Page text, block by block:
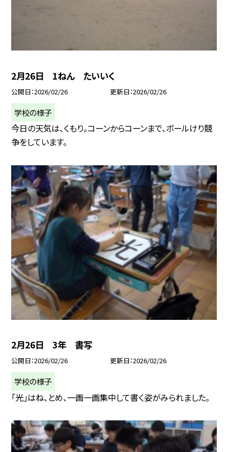
2月26日 1ねん たいいく
公開日 2026/02/26 更新日 2026/02/26
学校の様子
今日の天気は、くもり。コーンからコーンまで、ボールけり競
争をしています。
2月26日 3年 書写
公開日 2026/02/26 更新日 2026/02/26
学校の様子
「光」はね、とめ、一画一画集中して書く姿がみられました。